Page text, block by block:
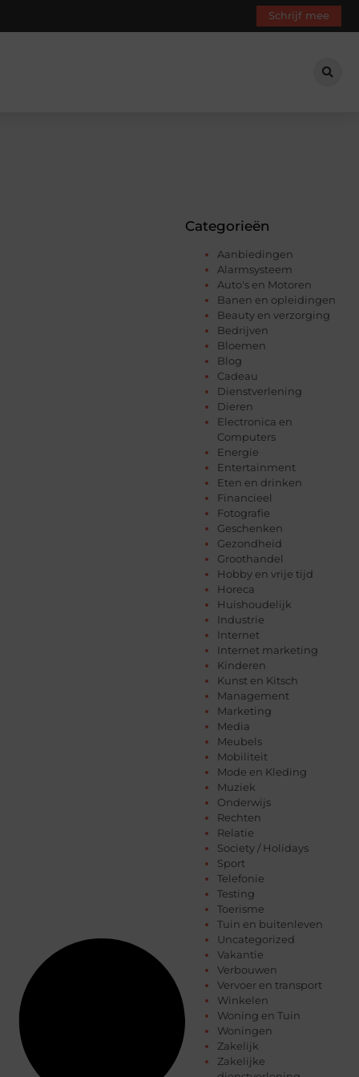
Schrijf mee
Categorieën
Aanbiedingen
Alarmsysteem
Auto's en Motoren
Banen en opleidingen
Beauty en verzorging
Bedrijven
Bloemen
Blog
Cadeau
Dienstverlening
Dieren
Electronica en
Computers
Energie
Entertainment
Eten en drinken
Financieel
Fotografie
Geschenken
Gezondheid
Groothandel
Hobby en vrije tijd
Horeca
Huishoudelijk
Industrie
Internet
Internet marketing
Kinderen
Kunst en Kitsch
Management
Marketing
Media
Meubels
Mobiliteit
Mode en Kleding
Muziek
Onderwijs
Rechten
Relatie
Society / Holidays
Sport
Telefonie
Testing
Toerisme
Tuin en buitenleven
Uncategorized
Vakantie
Verbouwen
Vervoer en transport
Winkelen
Woning en Tuin
Woningen
Zakelijk
Zakelijke